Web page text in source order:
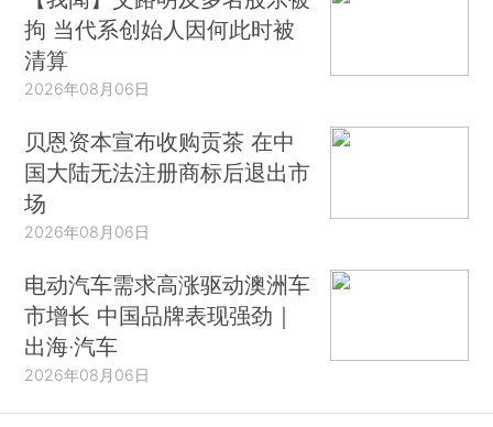
拘 当代系创始人因何此时被
清算
2026年08月06日
贝恩资本宣布收购贡茶 在中
国大陆无法注册商标后退出市
场
2026年08月06日
电动汽车需求高涨驱动澳洲车
市增长 中国品牌表现强劲｜
出海·汽车
2026年08月06日